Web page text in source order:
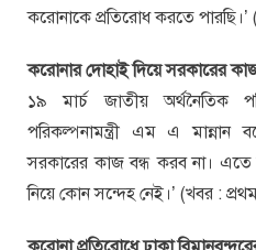
করোনাকে প্রতিরোধ করতে পারছি।’
করোনার দোহাই দিয়ে সরকারের কাজ
১৯ মার্চ জাতীয় অর্থনৈতিক
পরিকল্পনামন্ত্রী এম এ মান্নান
সরকারের কাজ বন্ধ করব না। এতে
নিয়ে কোন সন্দেহ নেই।’ (খবর :